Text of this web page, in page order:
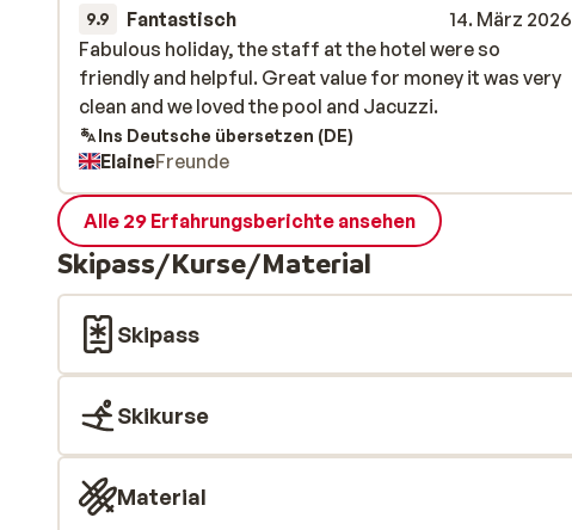
9.9 Fantastisch
14. März 2026
Fabulous holiday, the staff at the hotel were so
friendly and helpful. Great value for money it was very
clean and we loved the pool and Jacuzzi.
Fabulous holiday, the staff at the hotel were so
friendly and helpful. Great value for money it was very
clean and we loved the pool and Jacuzzi.
Ins Deutsche übersetzen (DE)
ElaineFreunde
Alle 29 Erfahrungsberichte ansehen
Skipass/Kurse/Material
Skipass
Skikurse
Material